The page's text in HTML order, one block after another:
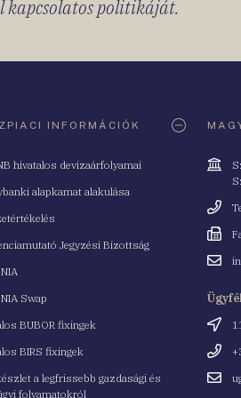
politikáját.
INFORMÁCIÓK
hivatalos devizaárfolyamai
alapkamat alakulása
Jegyzési Bizottság
Swap
BUBOR fixingek
BIRS fixingek
a legfrissebb gazdasági és
folyamatokról
Cím
Fax
Email
Cím
Email